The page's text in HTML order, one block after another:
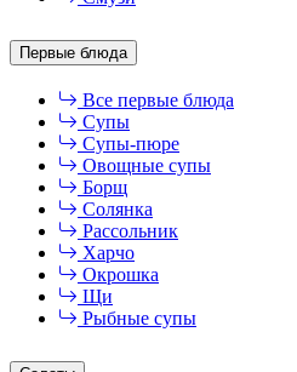
Первые блюда
Все первые блюда
Супы
Супы-пюре
Овощные супы
Борщ
Солянка
Рассольник
Харчо
Окрошка
Щи
Рыбные супы